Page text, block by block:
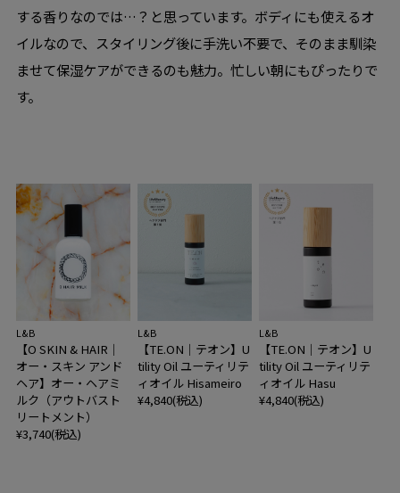
する香りなのでは…？と思っています。ボディにも使えるオ
イルなので、スタイリング後に手洗い不要で、そのまま馴染
ませて保湿ケアができるのも魅力。忙しい朝にもぴったりで
す。
L&B
【O SKIN & HAIR｜
オー・スキン アンド
ヘア】オー・ヘアミ
ルク（アウトバスト
リートメント）
¥3,740(税込)
L&B
【TE.ON｜テオン】U
tility Oil ユーティリテ
ィオイル Hisameiro
¥4,840(税込)
L&B
【TE.ON｜テオン】U
tility Oil ユーティリテ
ィオイル Hasu
¥4,840(税込)